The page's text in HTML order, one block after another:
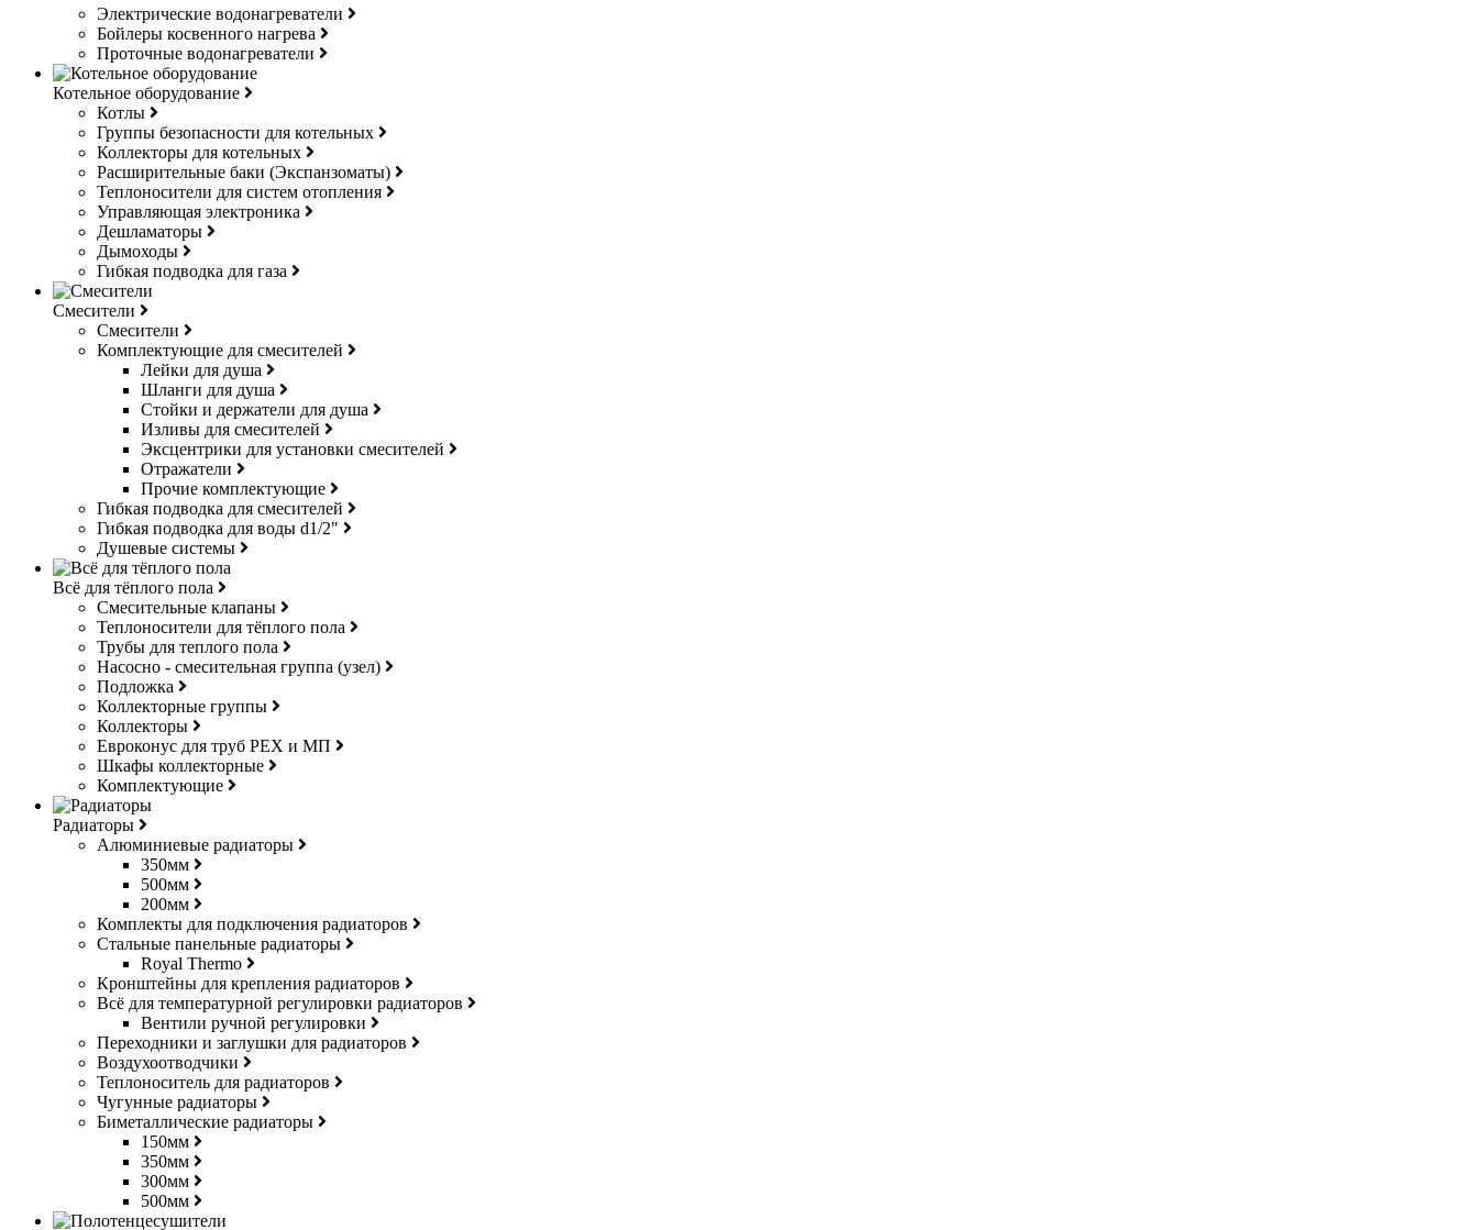
Электрические водонагреватели
Бойлеры косвенного нагрева
Проточные водонагреватели
Котельное оборудование
Котлы
Группы безопасности для котельных
Коллекторы для котельных
Расширительные баки (Экспанзоматы)
Теплоносители для систем отопления
Управляющая электроника
Дешламаторы
Дымоходы
Гибкая подводка для газа
Смесители
Смесители
Комплектующие для смесителей
Лейки для душа
Шланги для душа
Стойки и держатели для душа
Изливы для смесителей
Эксцентрики для установки смесителей
Отражатели
Прочие комплектующие
Гибкая подводка для смесителей
Гибкая подводка для воды d1/2"
Душевые системы
Всё для тёплого пола
Смесительные клапаны
Теплоносители для тёплого пола
Трубы для теплого пола
Насосно - смесительная группа (узел)
Подложка
Коллекторные группы
Коллекторы
Евроконус для труб РЕХ и МП
Шкафы коллекторные
Комплектующие
Радиаторы
Алюминиевые радиаторы
350мм
500мм
200мм
Комплекты для подключения радиаторов
Стальные панельные радиаторы
Royal Thermo
Кронштейны для крепления радиаторов
Всё для температурной регулировки радиаторов
Вентили ручной регулировки
Переходники и заглушки для радиаторов
Воздухоотводчики
Теплоноситель для радиаторов
Чугунные радиаторы
Биметаллические радиаторы
150мм
350мм
300мм
500мм